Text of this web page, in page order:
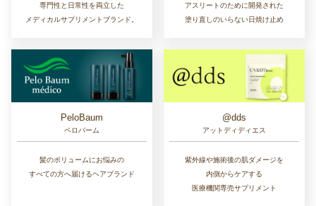
専門性と日常性を両立した
メディカルサプリメントブランド。
アスリートのために開発された
塗り直しのいらない日焼け止め
PeloBaum
ペロバーム
髪のボリュームにお悩みの
すべての方へ届けるヘアブランド
@dds
アットディディエス
紫外線や施術後の肌ダメージを
内側からケアする
医療機関専売サプリメント